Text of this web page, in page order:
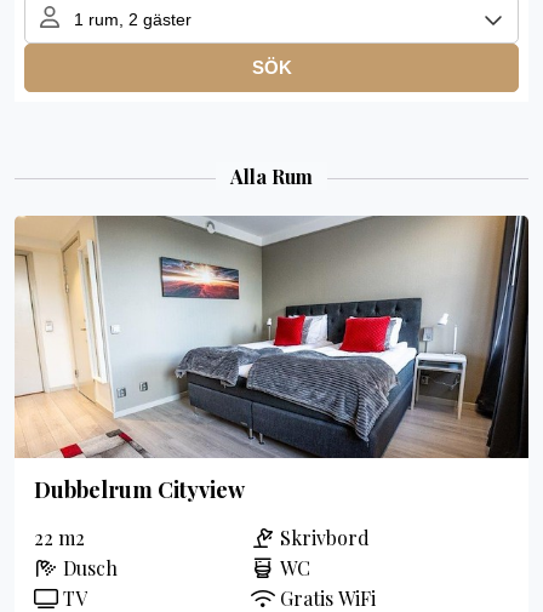
Alla Rum
Dubbelrum Cityview
22 m2
Skrivbord
Dusch
WC
TV
Gratis WiFi